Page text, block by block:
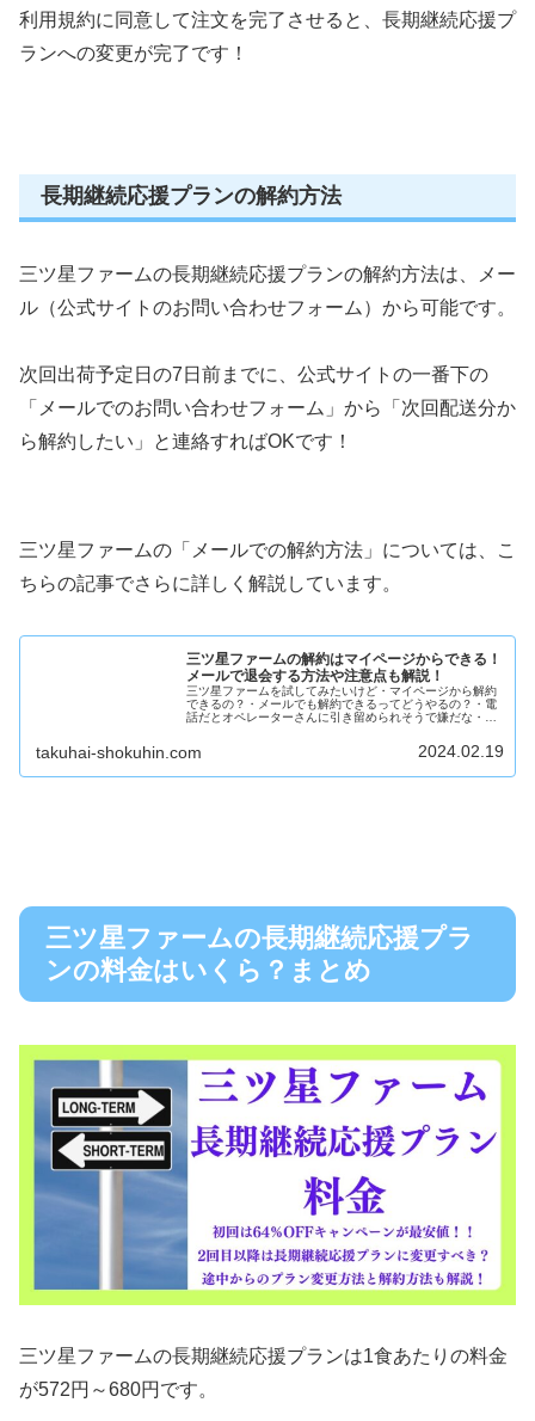
利用規約に同意して注文を完了させると、長期継続応援プ
ランへの変更が完了です！
長期継続応援プランの解約方法
三ツ星ファームの長期継続応援プランの解約方法は、メー
ル（公式サイトのお問い合わせフォーム）から可能です。
次回出荷予定日の7日前までに、公式サイトの一番下の
「メールでのお問い合わせフォーム」から「次回配送分か
ら解約したい」と連絡すればOKです！
三ツ星ファームの「メールでの解約方法」については、こ
ちらの記事でさらに詳しく解説しています。
三ツ星ファームの解約はマイページからできる！
メールで退会する方法や注意点も解説！
三ツ星ファームを試してみたいけど・マイページから解約
できるの？・メールでも解約できるってどうやるの？・電
話だとオペレーターさんに引き留められそうで嫌だな・解
takuhai-shokuhin.com 2024.02.19
三ツ星ファームの長期継続応援プラ
ンの料金はいくら？まとめ
三ツ星ファームの長期継続応援プランは1食あたりの料金
が572円～680円です。